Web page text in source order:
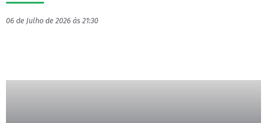
06 de Julho de 2026 às 21:30